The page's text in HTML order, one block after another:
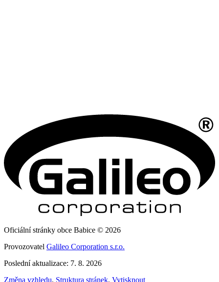
Oficiální stránky obce Babice © 2026
Provozovatel Galileo Corporation s.r.o.
Poslední aktualizace: 7. 8. 2026
Změna vzhledu, Struktura stránek, Vytisknout